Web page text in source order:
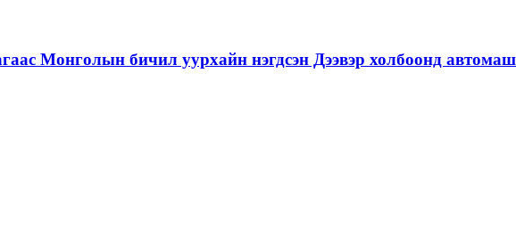
Монголын бичил уурхайн нэгдсэн Дээвэр холбоонд